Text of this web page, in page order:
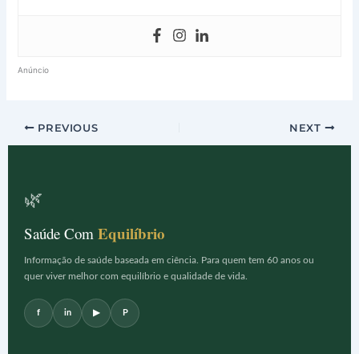
Anúncio
PREVIOUS NEXT
🌿
Saúde Com Equilíbrio
Informação de saúde baseada em ciência. Para quem tem 60 anos ou
quer viver melhor com equilíbrio e qualidade de vida.
f in ▶ P